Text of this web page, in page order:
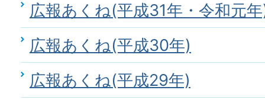
広報あくね(平成31年・令和元
広報あくね(平成30年)
広報あくね(平成29年)